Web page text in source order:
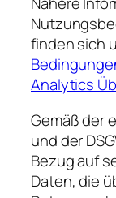
finden sich
Analytics
Gemäß der
und der
Bezug auf
Daten, die